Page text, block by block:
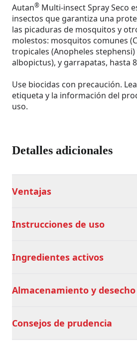
Autan® Multi-insect Spray Seco
insectos que garantiza una
las picaduras de mosquitos y
molestos: mosquitos comunes
tropicales (Anopheles stephensi)
albopictus), y garrapatas, hasta
Use biocidas con precaución.
etiqueta y la información del
uso.
Detalles adicionales
Ventajas
Instrucciones de uso
Ingredientes activos
Almacenamiento y desecho
Consejos de prudencia